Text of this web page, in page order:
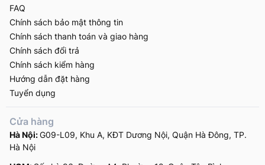
Cửa hàng
Hà Nội:G09-L09, Khu A, KĐT Dương Nội, Quận Hà Đông, TP.
Hà Nội
FAQ
Chính sách bảo mật thông tin
Chính sách thanh toán và giao hàng
Chính sách đổi trả
Chính sách kiểm hàng
Hướng dẫn đặt hàng
Tuyển dụng